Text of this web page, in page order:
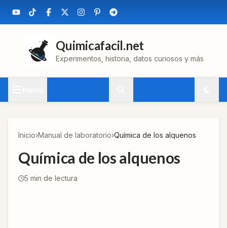
Quimicafacil.net
Experimentos, historia, datos curiosos y más
Inicio›Manual de laboratorio›Química de los alquenos
Química de los alquenos
5 min de lectura